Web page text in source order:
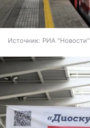
Источник: РИА "Новости"